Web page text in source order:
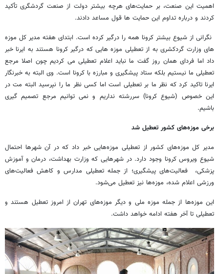
اهمیت این صنعت، بر حمایت‌های هرچه بیشتر دولت از صنعت گردشگری تأکید
کردند و درباره تداوم این حمایت ها قول مساعد دادند.
نگرانی از شیوع بیشتر کرونا همه را درگیر کرده است. ابتدای هفته مدیر کل موزه
های وزارت گردکشری به از تعطیلی موزه هایی که درگیر کرونا هستند به ایرنا خبر
داد اما فردای همان روز گفت ما نباید اعلام تعطیلی می کردیم چون اصلا مرجع
تعطیلی ما نیستیم بلکه ستاد پیشگیری و مبارزه با کرونا است. وی البته به خبرنگار
ایرنا تاکید کرد که نظر ما بر تعطیلی است اما کسی نظر ما را نپرسید البته مت در
این خصوص (شیوع کرونا) سررشته نداریم و نمی توانیم مرجع تصمیم گیری
باشیم.
برخی موزه‌های کشور تعطیل شد
مدیر کل موزه‌های کشور از تعطیلی موزه‌هایی خبر داد که در آن شهرها احتمال
شیوع ویروس کرونا وجود دارد. در شهرهایی که وزارت بهداشت، درمان و آموزش
پزشکی، فعالیت‌های پیشگیری؛ از جمله تعطیلی مدارس و کاهش فعالیت‌های
ورزشی اعلام شده، موزه‌ها نیز تعطیل می‌شود.
این موزه‌ها از جمله موزه ملی و دیگر موزه‌های تهران از امروز تعطیل هستند و
تعطیلی تا آخر هفته ادامه خواهد داشت.